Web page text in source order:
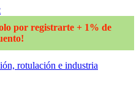
por registrarte + 1% de
rotulación e industria